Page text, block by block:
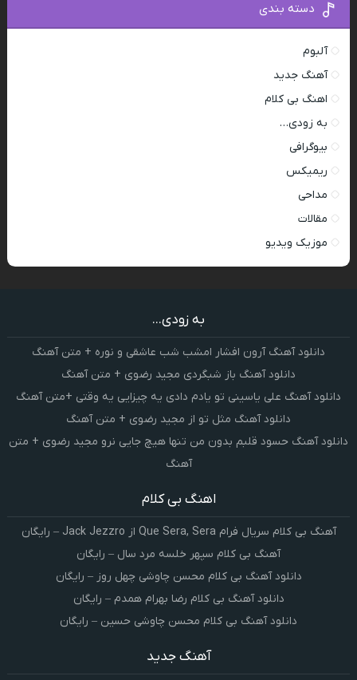
دسته بندی
آلبوم
آهنگ جدید
اهنگ بی کلام
به زودی…
بیوگرافی
ریمیکس
مداحی
مقالات
موزیک ویدیو
به زودی...
دانلود آهنگ آرون افشار امشب شب عاشقی و نوره + متن آهنگ
دانلود آهنگ باز شبگردی مجید رضوی + متن آهنگ
دانلود آهنگ علی یاسینی تو یادم دادی یه چیزایی یه وقتی +متن آهنگ
دانلود آهنگ مثل تو از مجید رضوی + متن آهنگ
دانلود آهنگ حسود قلبم بدون من تنها هیچ جایی نرو مجید رضوی + متن
آهنگ
اهنگ بی کلام
آهنگ بی کلام سریال فرام Que Sera, Sera از Jack Jezzro – رایگان
آهنگ بی کلام سپهر خلسه مرد سال – رایگان
دانلود آهنگ بی کلام محسن چاوشی چهل روز – رایگان
دانلود آهنگ بی کلام رضا بهرام همدم – رایگان
دانلود آهنگ بی کلام محسن چاوشی حسین – رایگان
آهنگ جدید